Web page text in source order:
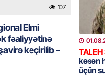
107
Elmi
fəaliyyətinə
keçirilib –
GÜNDƏM
Tramp
TALEH
kəsən
üçün